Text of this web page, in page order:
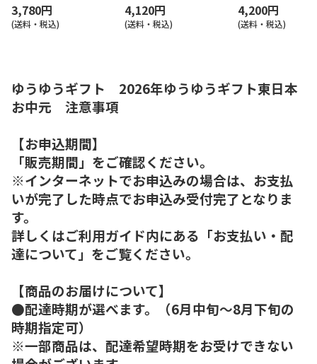
3,780円
(送料・税込)
4,120円
(送料・税込)
4,200円
(送料・税込)
ゆうゆうギフト 2026年ゆうゆうギフト東日本
お中元 注意事項
【お申込期間】
「販売期間」をご確認ください。
※インターネットでお申込みの場合は、お支払
いが完了した時点でお申込み受付完了となりま
す。
詳しくはご利用ガイド内にある「お支払い・配
達について」をご覧ください。
【商品のお届けについて】
●配達時期が選べます。（6月中旬～8月下旬の
時期指定可）
※一部商品は、配達希望時期をお受けできない